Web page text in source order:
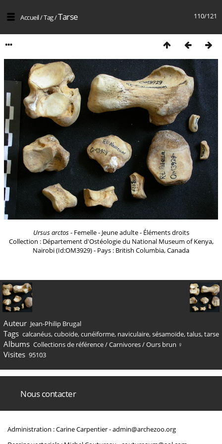
110/121
Accueil/Tag/Tarse
Ursus arctos- Femelle - Jeune adulte - Éléments droits
Collection : Département d'Ostéologie du National Museum of Kenya,
Nairobi (Id:OM3929) - Pays : British Columbia, Canada
Auteur Jean-Philip Brugal
Tags calcanéus,cuboïde,cunéiforme, naviculaire,sésamoïde,talus,tarse
Albums Collections de référence/Carnivores/Ours brun ♀
Visites 95103
Nous contacter
Administration : Carine Carpentier -admin@archezoo.org